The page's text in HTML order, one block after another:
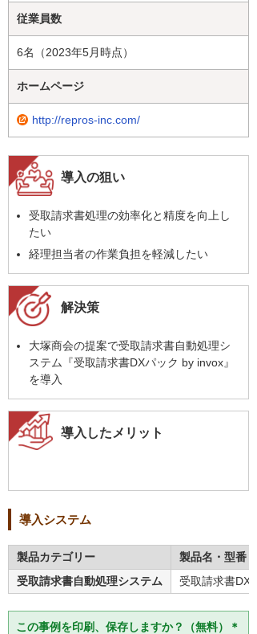
従業員数
6名（2023年5月時点）
ホームページ
http://repros-inc.com/
導入の狙い
受取請求書処理の効率化と精度を向上し
たい
経理担当者の作業負担を軽減したい
解決策
大塚商会の提案で受取請求書自動処理シ
ステム『受取請求書DXパック by invox』
を導入
導入したメリット
導入システム
製品カテゴリー
製品名・型番
受取請求書自動処理システム
受取請求書DX
この事例を印刷、保存しますか？（無料）＊